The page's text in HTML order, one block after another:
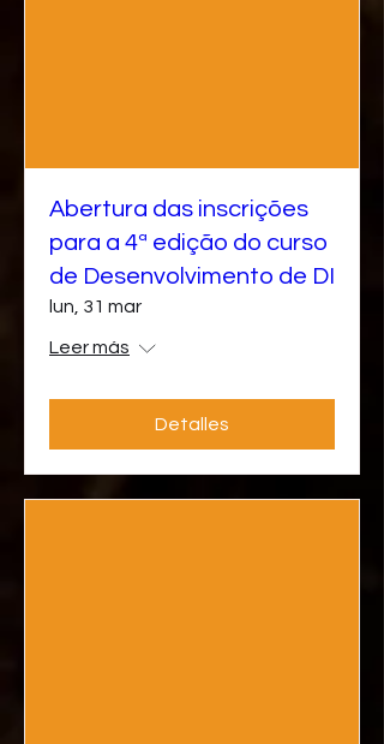
Abertura das inscrições
para a 4ª edição do curso
de Desenvolvimento de DI
lun, 31 mar
Leer más
Detalles